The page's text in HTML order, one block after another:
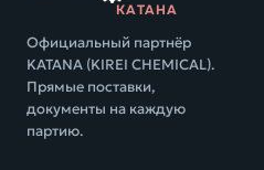
КАТАНА
Официальный партнёр
KATANA (KIREI CHEMICAL).
Прямые поставки,
документы на каждую
партию.